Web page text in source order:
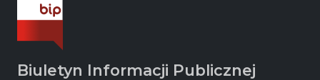
Biuletyn Informacji Publicznej